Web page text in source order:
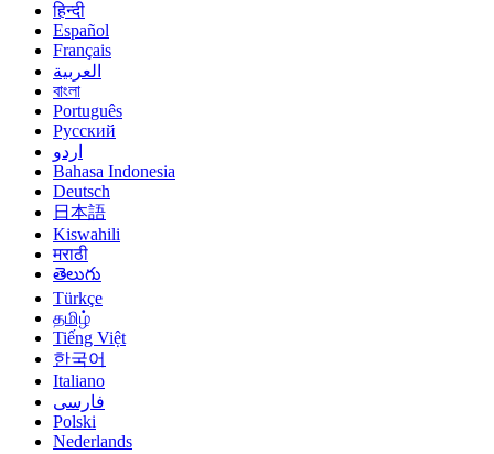
हिन्दी
Español
Français
العربية
বাংলা
Português
Русский
اردو
Bahasa Indonesia
Deutsch
日本語
Kiswahili
मराठी
తెలుగు
Türkçe
தமிழ்
Tiếng Việt
한국어
Italiano
فارسی
Polski
Nederlands